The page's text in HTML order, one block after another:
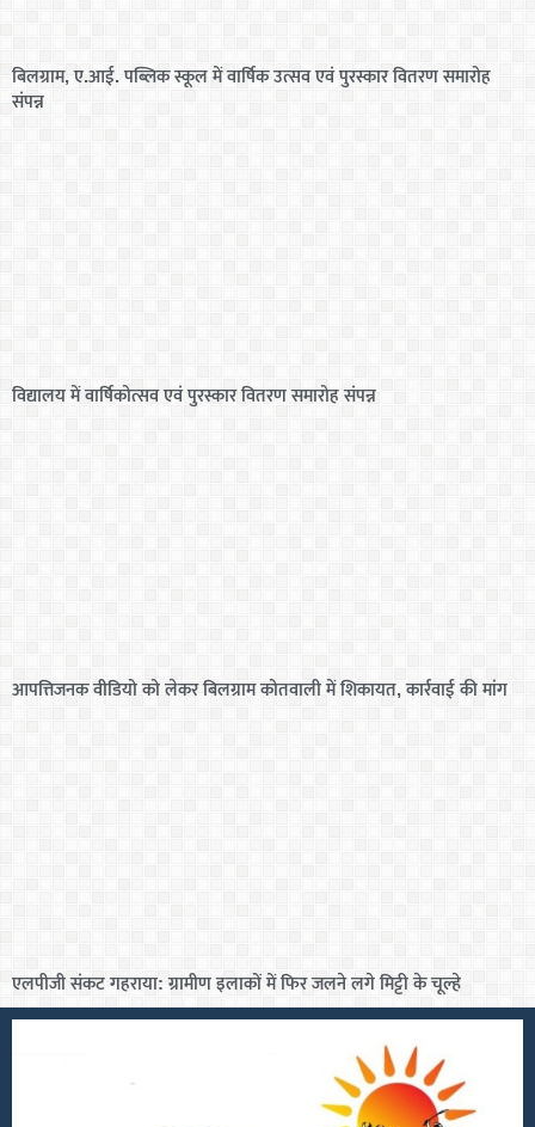
बिलग्राम, ए.आई. पब्लिक स्कूल में वार्षिक उत्सव एवं पुरस्कार वितरण समारोह
संपन्न
विद्यालय में वार्षिकोत्सव एवं पुरस्कार वितरण समारोह संपन्न
आपत्तिजनक वीडियो को लेकर बिलग्राम कोतवाली में शिकायत, कार्रवाई की मांग
एलपीजी संकट गहराया: ग्रामीण इलाकों में फिर जलने लगे मिट्टी के चूल्हे